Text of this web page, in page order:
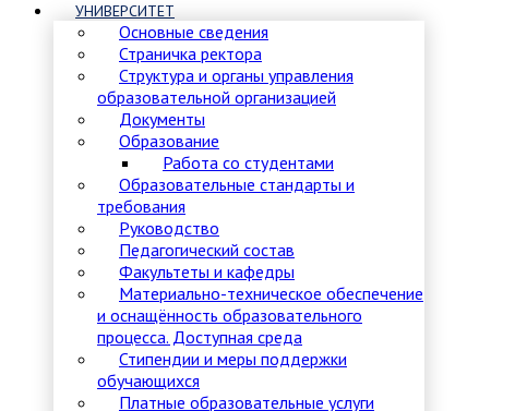
УНИВЕРСИТЕТ
Основные сведения
Страничка ректора
Структура и органы управления
образовательной организацией
Документы
Образование
Работа со студентами
Образовательные стандарты и
требования
Руководство
Педагогический состав
Факультеты и кафедры
Материально-техническое обеспечение
и оснащённость образовательного
процесса. Доступная среда
Стипендии и меры поддержки
обучающихся
Платные образовательные услуги